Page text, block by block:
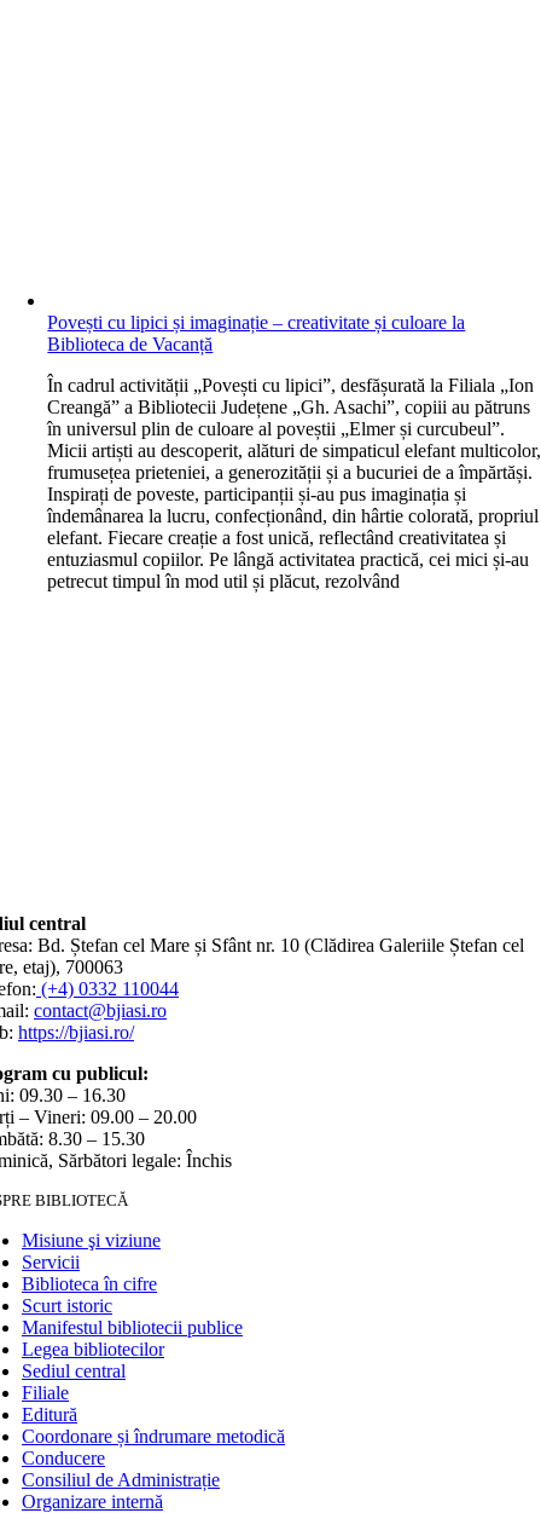
Povești cu lipici și imaginație – creativitate și culoare la
Biblioteca de Vacanță
În cadrul activității „Povești cu lipici”, desfășurată la Filiala „Ion
Creangă” a Bibliotecii Județene „Gh. Asachi”, copiii au pătruns
în universul plin de culoare al poveștii „Elmer și curcubeul”.
Micii artiști au descoperit, alături de simpaticul elefant multicolor,
frumusețea prieteniei, a generozității și a bucuriei de a împărtăși.
Inspirați de poveste, participanții și-au pus imaginația și
îndemânarea la lucru, confecționând, din hârtie colorată, propriul
elefant. Fiecare creație a fost unică, reflectând creativitatea și
entuziasmul copiilor. Pe lângă activitatea practică, cei mici și-au
petrecut timpul în mod util și plăcut, rezolvând
central
Bd. Ștefan cel Mare și Sfânt nr. 10 (Clădirea Galeriile Ștefan cel
etaj), 700063
(+4) 0332 110044
contact@bjiasi.ro
https://bjiasi.ro/
cu publicul:
09.30 – 16.30
– Vineri: 09.00 – 20.00
8.30 – 15.30
Sărbători legale: Închis
BIBLIOTECĂ
Misiune şi viziune
Servicii
Biblioteca în cifre
Scurt istoric
Manifestul bibliotecii publice
Legea bibliotecilor
Sediul central
Filiale
Editură
Coordonare și îndrumare metodică
Conducere
Consiliul de Administrație
Organizare internă